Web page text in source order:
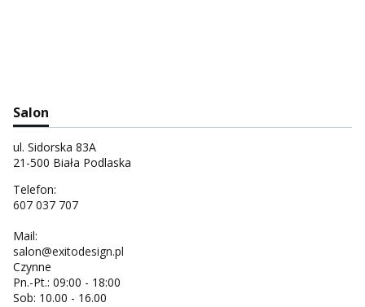
Salon
ul. Sidorska 83A
21-500 Biała Podlaska
Telefon:
607 037 707
Mail:
salon@exitodesign.pl
Czynne
Pn.-Pt.: 09:00 - 18:00
Sob: 10.00 - 16.00